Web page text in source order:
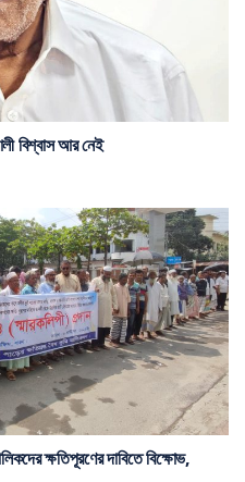
বিশ্বাস আর নেই
ক্ষতিপূরণের দাবিতে বিক্ষোভ,